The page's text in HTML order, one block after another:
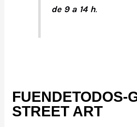
de 9 a 14 h.
FUENDETODOS-
STREET ART